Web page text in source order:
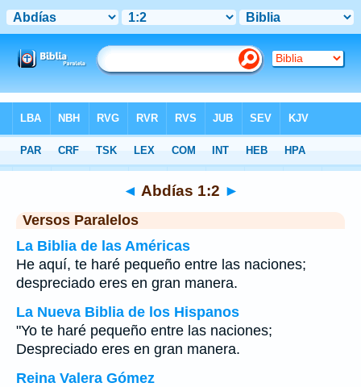
>Abdías> Capítulo 1> Verso 2
◄ Abdías 1:2 ►
Versos Paralelos
La Biblia de las Américas
He aquí, te haré pequeño entre las naciones;
despreciado eres en gran manera.
La Nueva Biblia de los Hispanos
"Yo te haré pequeño entre las naciones;
Despreciado eres en gran manera.
Reina Valera Gómez